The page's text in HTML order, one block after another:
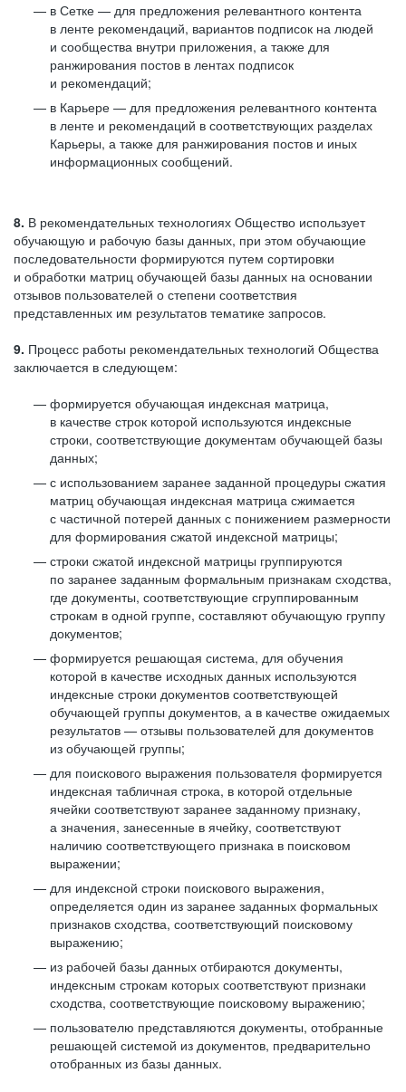
в Сетке — для предложения релевантного контента
в ленте рекомендаций, вариантов подписок на людей
и сообщества внутри приложения, а также для
ранжирования постов в лентах подписок
и рекомендаций;
в Карьере — для предложения релевантного контента
в ленте и рекомендаций в соответствующих разделах
Карьеры, а также для ранжирования постов и иных
информационных сообщений.
8. В рекомендательных технологиях Общество использует
обучающую и рабочую базы данных, при этом обучающие
последовательности формируются путем сортировки
и обработки матриц обучающей базы данных на основании
отзывов пользователей о степени соответствия
представленных им результатов тематике запросов.
9. Процесс работы рекомендательных технологий Общества
заключается в следующем:
формируется обучающая индексная матрица,
в качестве строк которой используются индексные
строки, соответствующие документам обучающей базы
данных;
с использованием заранее заданной процедуры сжатия
матриц обучающая индексная матрица сжимается
с частичной потерей данных с понижением размерности
для формирования сжатой индексной матрицы;
строки сжатой индексной матрицы группируются
по заранее заданным формальным признакам сходства,
где документы, соответствующие сгруппированным
строкам в одной группе, составляют обучающую группу
документов;
формируется решающая система, для обучения
которой в качестве исходных данных используются
индексные строки документов соответствующей
обучающей группы документов, а в качестве ожидаемых
результатов — отзывы пользователей для документов
из обучающей группы;
для поискового выражения пользователя формируется
индексная табличная строка, в которой отдельные
ячейки соответствуют заранее заданному признаку,
а значения, занесенные в ячейку, соответствуют
наличию соответствующего признака в поисковом
выражении;
для индексной строки поискового выражения,
определяется один из заранее заданных формальных
признаков сходства, соответствующий поисковому
выражению;
из рабочей базы данных отбираются документы,
индексным строкам которых соответствуют признаки
сходства, соответствующие поисковому выражению;
пользователю представляются документы, отобранные
решающей системой из документов, предварительно
отобранных из базы данных.